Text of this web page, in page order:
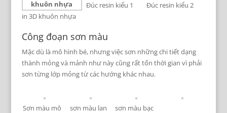
in 3D khuôn nhựa
Đúc resin kiểu 1 Đúc resin kiểu 2
Công đoạn sơn màu
Mặc dù là mô hình bé, nhưng việc sơn những chi tiết dạng
thành mỏng và mảnh như này cũng rất tốn thời gian vì phải
sơn từng lớp mỏng từ các hướng khác nhau.
Sơn màu mô sơn màu lan sơn màu bạc